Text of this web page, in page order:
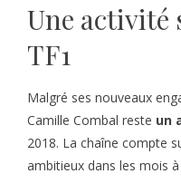
Une activité
TF1
Malgré ses nouveaux
Camille Combal reste un
2018. La chaîne compte
ambitieux dans les mois à